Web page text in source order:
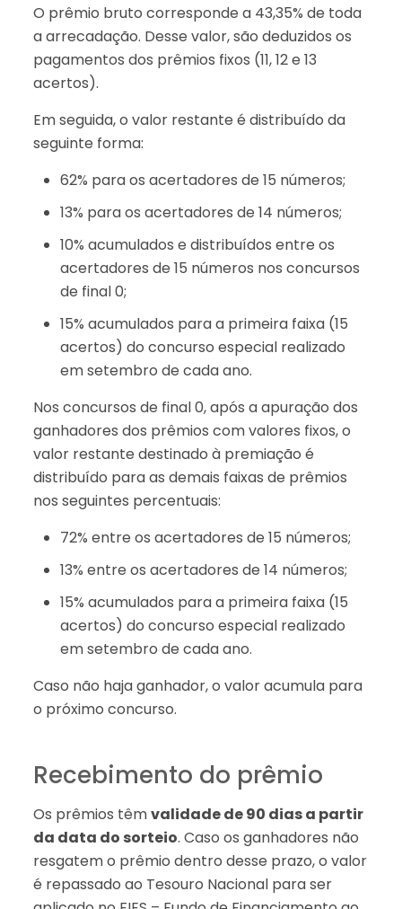
O prêmio bruto corresponde a 43,35% de toda
a arrecadação. Desse valor, são deduzidos os
pagamentos dos prêmios fixos (11, 12 e 13
acertos).
Em seguida, o valor restante é distribuído da
seguinte forma:
62% para os acertadores de 15 números;
13% para os acertadores de 14 números;
10% acumulados e distribuídos entre os
acertadores de 15 números nos concursos
de final 0;
15% acumulados para a primeira faixa (15
acertos) do concurso especial realizado
em setembro de cada ano.
Nos concursos de final 0, após a apuração dos
ganhadores dos prêmios com valores fixos, o
valor restante destinado à premiação é
distribuído para as demais faixas de prêmios
nos seguintes percentuais:
72% entre os acertadores de 15 números;
13% entre os acertadores de 14 números;
15% acumulados para a primeira faixa (15
acertos) do concurso especial realizado
em setembro de cada ano.
Caso não haja ganhador, o valor acumula para
o próximo concurso.
Recebimento do prêmio
Os prêmios têmvalidade de 90 dias a partir
da data do sorteio. Caso os ganhadores não
resgatem o prêmio dentro desse prazo, o valor
é repassado ao Tesouro Nacional para ser